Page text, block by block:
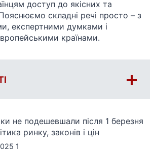
доступ до якісних та
складні речі просто – з
експертними думками і
країнами.
1